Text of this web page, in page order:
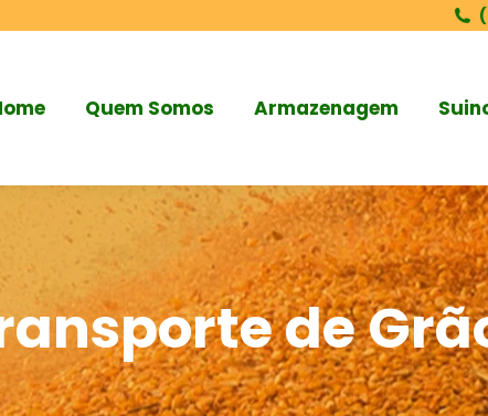
Quem Somos Armazenagem
de